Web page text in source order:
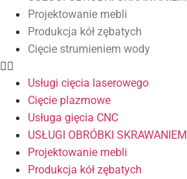
Projektowanie mebli
Produkcja kół zębatych
Cięcie strumieniem wody
Usługi cięcia laserowego
Cięcie plazmowe
Usługa gięcia CNC
USŁUGI OBRÓBKI SKRAWANIEM
Projektowanie mebli
Produkcja kół zębatych